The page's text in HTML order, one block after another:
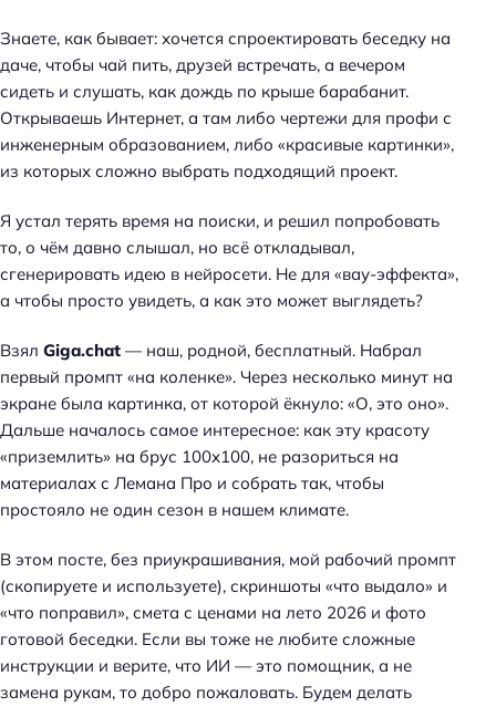
Знаете, как бывает: хочется спроектировать беседку на
даче, чтобы чай пить, друзей встречать, а вечером
сидеть и слушать, как дождь по крыше барабанит.
Открываешь Интернет, а там либо чертежи для профи с
инженерным образованием, либо «красивые картинки»,
из которых сложно выбрать подходящий проект.
Я устал терять время на поиски, и решил попробовать
то, о чём давно слышал, но всё откладывал,
сгенерировать идею в нейросети. Не для «вау-эффекта»,
а чтобы просто увидеть, а как это может выглядеть?
Взял Giga.chat — наш, родной, бесплатный. Набрал
первый промпт «на коленке». Через несколько минут на
экране была картинка, от которой ёкнуло: «О, это оно».
Дальше началось самое интересное: как эту красоту
«приземлить» на брус 100х100, не разориться на
материалах с Лемана Про и собрать так, чтобы
простояло не один сезон в нашем климате.
В этом посте, без приукрашивания, мой рабочий промпт
(скопируете и используете), скриншоты «что выдало» и
«что поправил», смета с ценами на лето 2026 и фото
готовой беседки. Если вы тоже не любите сложные
инструкции и верите, что ИИ — это помощник, а не
замена рукам, то добро пожаловать. Будем делать